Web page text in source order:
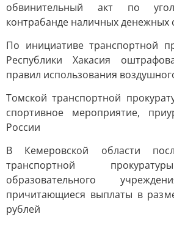
обвинительный акт по
контрабанде наличных денежных
По инициативе транспортной
Республики Хакасия
правил использования
Томской транспортной
спортивное мероприятие,
России
В Кемеровской области
транспортной
образовательного
причитающиеся выплаты в
рублей